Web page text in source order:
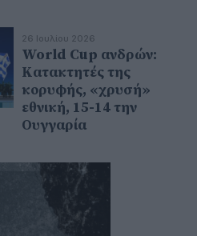
26 Ιουλίου 2026
World Cup ανδρών:
Κατακτητές της
κορυφής, «χρυσή»
εθνική, 15-14 την
Ουγγαρία